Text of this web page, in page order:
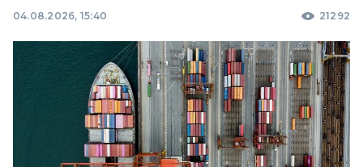
04.08.2026, 15:40 21292